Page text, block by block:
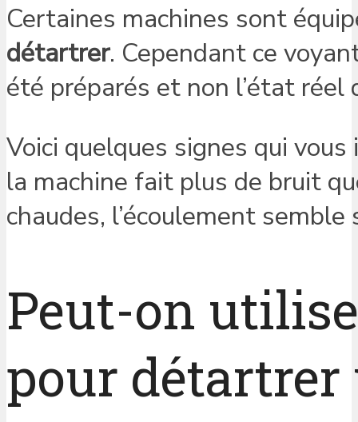
Certaines machines sont
détartrer. Cependant ce
été préparés et non l’état réel
Voici quelques signes qui
la machine fait plus de bruit
chaudes, l’écoulement
Peut-on
pour